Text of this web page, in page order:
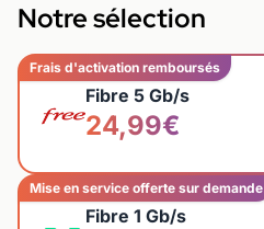
Notre sélection
Frais d'activation remboursés
Fibre 5 Gb/s
24,99€
Mise en service offerte sur demande
Fibre 1 Gb/s